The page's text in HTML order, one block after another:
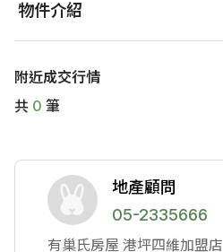
物件介紹
附近成交行情
共 0 筆
地產顧問
05-2335666
有巢氏房屋 港坪四維加盟店